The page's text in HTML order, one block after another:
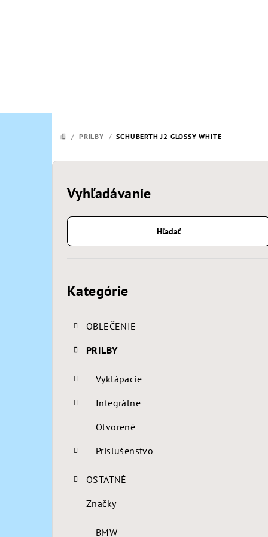
DOMOV
/ PRILBY / SCHUBERTH J2 GLOSSY WHITE
B
Vyhľadávanie
Hľadať
Kategórie
OBLEČENIE
PRILBY
Vyklápacie
Integrálne
Otvorené
Príslušenstvo
OSTATNÉ
Značky
BMW